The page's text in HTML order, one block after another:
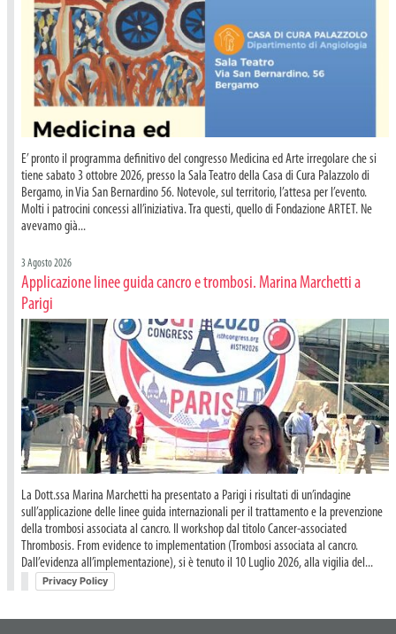
E’ pronto il programma definitivo del congresso Medicina ed Arte irregolare che si
tiene sabato 3 ottobre 2026, presso la Sala Teatro della Casa di Cura Palazzolo di
Bergamo, in Via San Bernardino 56. Notevole, sul territorio, l’attesa per l’evento.
Molti i patrocini concessi all’iniziativa. Tra questi, quello di Fondazione ARTET. Ne
avevamo già...
3 Agosto 2026
Applicazione linee guida cancro e trombosi. Marina Marchetti a
Parigi
La Dott.ssa Marina Marchetti ha presentato a Parigi i risultati di un’indagine
sull’applicazione delle linee guida internazionali per il trattamento e la prevenzione
della trombosi associata al cancro. Il workshop dal titolo Cancer-associated
Thrombosis. From evidence to implementation (Trombosi associata al cancro.
Dall’evidenza all’implementazione), si è tenuto il 10 Luglio 2026, alla vigilia del...
Privacy Policy